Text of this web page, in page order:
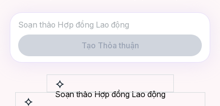
Tạo Thỏa thuận
Soạn thảo Hợp đồng Lao động